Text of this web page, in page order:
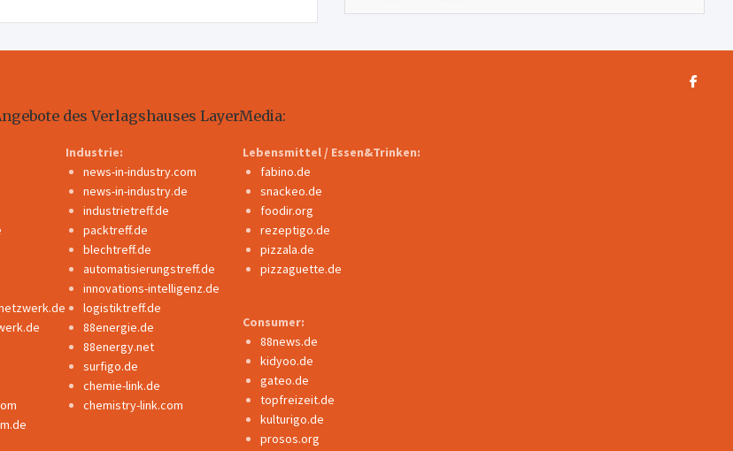
des Verlagshauses LayerMedia:
Industrie:
news-in-industry.com
news-in-industry.de
industrietreff.de
packtreff.de
blechtreff.de
automatisierungstreff.de
innovations-intelligenz.de
logistiktreff.de
88energie.de
88energy.net
surfigo.de
chemie-link.de
chemistry-link.com
Lebensmittel / Essen&Trinken:
fabino.de
snackeo.de
foodir.org
rezeptigo.de
pizzala.de
pizzaguette.de
Consumer:
88news.de
kidyoo.de
gateo.de
topfreizeit.de
kulturigo.de
prosos.org